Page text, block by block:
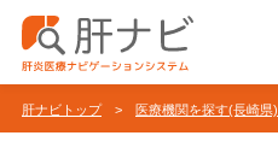
肝ナビトップ> 医療機関を探す(長崎県)